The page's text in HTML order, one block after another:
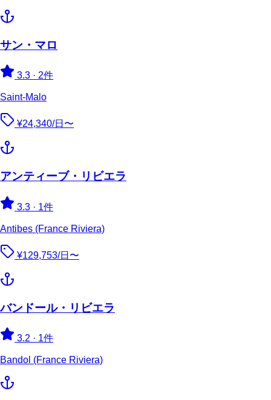
サン・マロ
3.3 · 2件
Saint-Malo
¥24,340/日〜
アンティーブ・リビエラ
3.3 · 1件
Antibes (France Riviera)
¥129,753/日〜
バンドール・リビエラ
3.2 · 1件
Bandol (France Riviera)